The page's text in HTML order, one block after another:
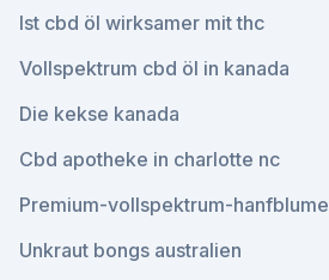
Ist cbd öl wirksamer mit thc
Vollspektrum cbd öl in kanada
Die kekse kanada
Cbd apotheke in charlotte nc
Premium-vollspektrum-hanfblume
Unkraut bongs australien